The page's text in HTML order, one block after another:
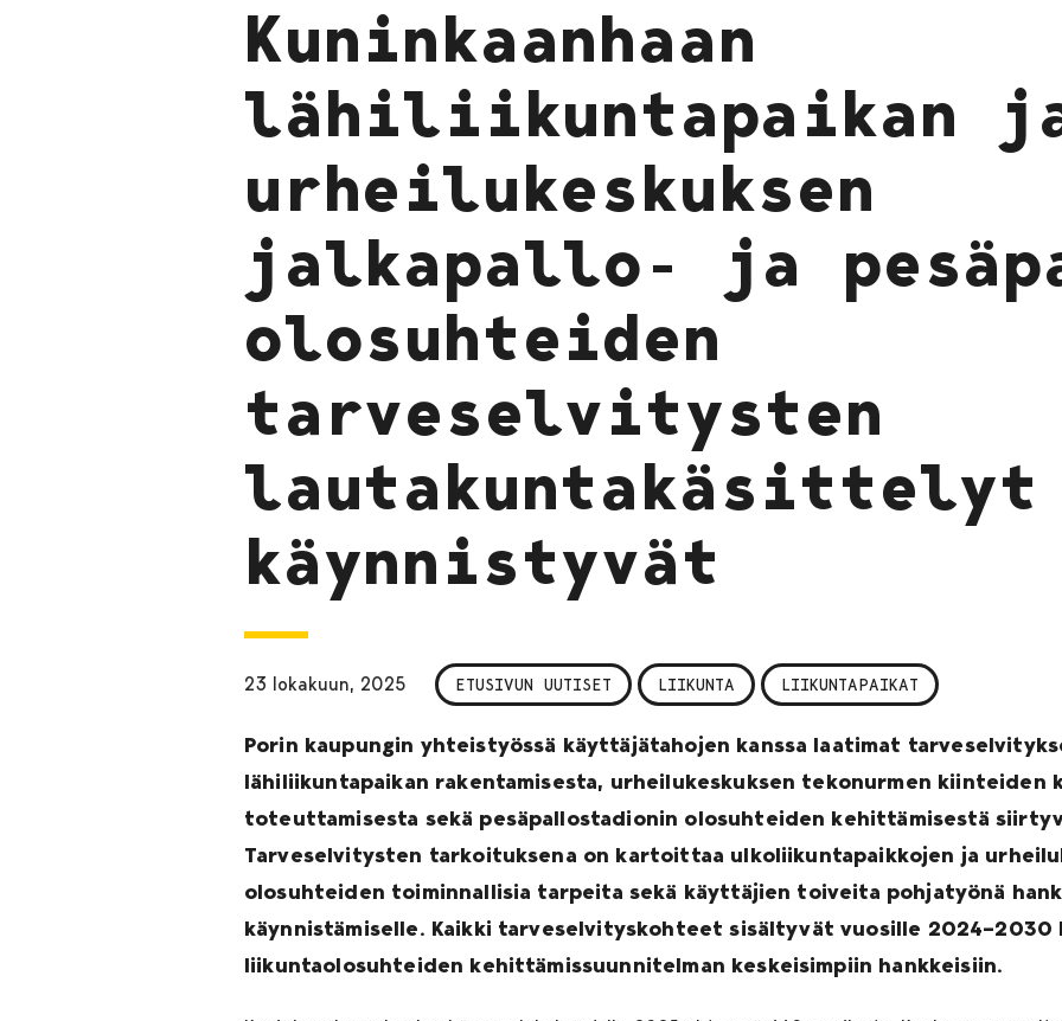
Kuninkaanhaan
lähiliikuntapaikan
urheilukeskuksen
jalkapallo- ja
olosuhteiden
tarveselvitysten
lautakuntakäsittelyt
käynnistyvät
23 lokakuun, 2025 ETUSIVUN UUTISET LIIKUNTA LIIKUNTAPAIKAT
Porin kaupungin yhteistyössä käyttäjätahojen kanssa laatimat
lähiliikuntapaikan rakentamisesta, urheilukeskuksen tekonurmen kiinteiden
toteuttamisesta sekä pesäpallostadionin olosuhteiden kehittämisestä
Tarveselvitysten tarkoituksena on kartoittaa ulkoliikuntapaikkojen ja
olosuhteiden toiminnallisia tarpeita sekä käyttäjien toiveita pohjatyönä
käynnistämiselle. Kaikki tarveselvityskohteet sisältyvät vuosille 2024–2030
liikuntaolosuhteiden kehittämissuunnitelman keskeisimpiin hankkeisiin.